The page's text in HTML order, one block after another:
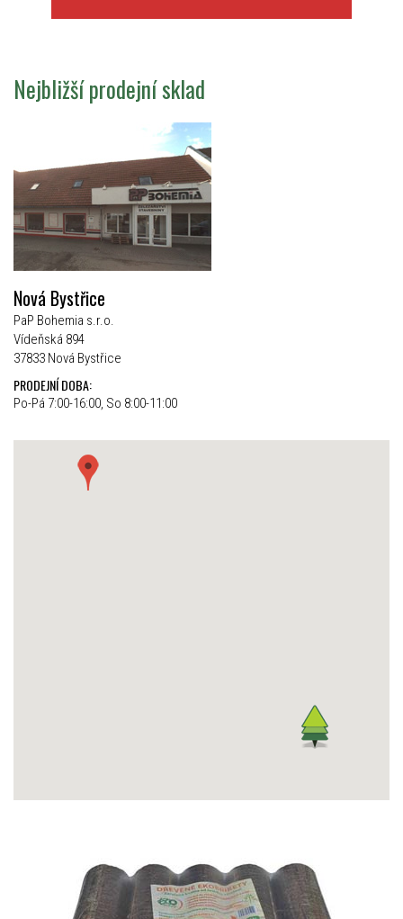
Nejbližší prodejní sklad
Nová Bystřice
PaP Bohemia s.r.o.
Vídeňská 894
37833 Nová Bystřice
PRODEJNÍ DOBA:
Po-Pá 7:00-16:00, So 8:00-11:00